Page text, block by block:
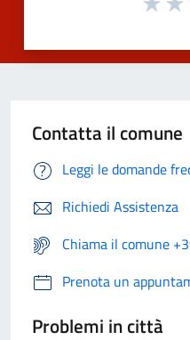
Contatta il comune
Leggi le domande
Richiedi Assistenza
Chiama il comune
Prenota un
Problemi in città